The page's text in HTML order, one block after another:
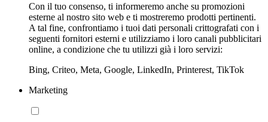
Con il tuo consenso, ti informeremo anche su promozioni
esterne al nostro sito web e ti mostreremo prodotti pertinenti.
A tal fine, confrontiamo i tuoi dati personali crittografati con i
seguenti fornitori esterni e utilizziamo i loro canali pubblicitari
online, a condizione che tu utilizzi già i loro servizi:
Bing, Criteo, Meta, Google, LinkedIn, Printerest, TikTok
Marketing